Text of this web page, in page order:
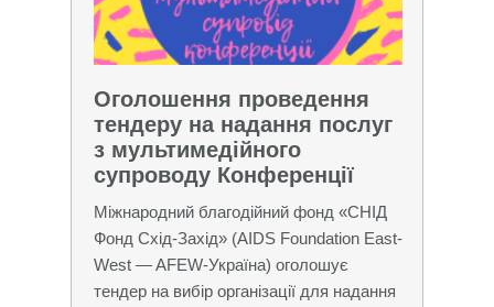
Оголошення проведення
тендеру на надання послуг
з мультимедійного
супроводу Конференції
Міжнародний благодійний фонд «СНІД
Фонд Схід-Захід» (AIDS Foundation East-
West — AFEW-Україна) оголошує
тендер на вибір організації для надання